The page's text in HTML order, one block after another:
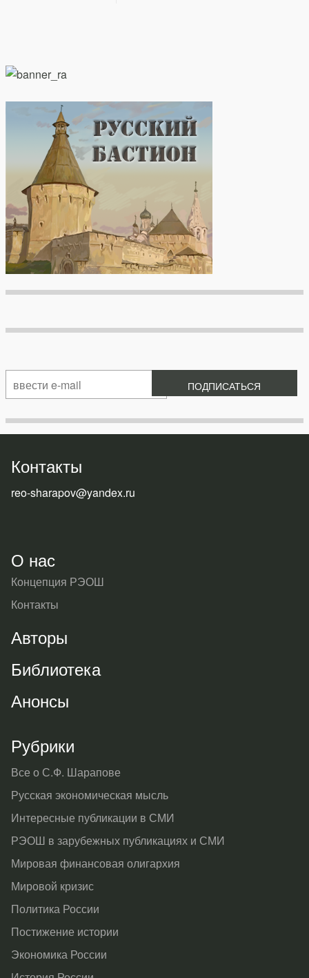
Контакты
reo-sharapov@yandex.ru
О нас
Концепция РЭОШ
Контакты
Авторы
Библиотека
Анонсы
Рубрики
Все о С.Ф. Шарапове
Русская экономическая мысль
Интересные публикации в СМИ
РЭОШ в зарубежных публикациях и СМИ
Мировая финансовая олигархия
Мировой кризис
Политика России
Постижение истории
Экономика России